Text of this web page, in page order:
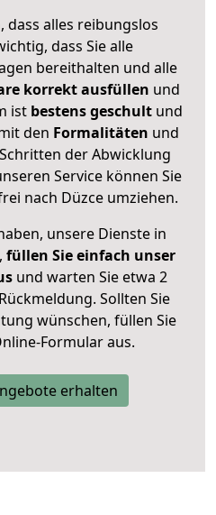
dass alles reibungslos
dass Sie alle
bereithalten und alle
korrekt ausfüllen und
ist bestens geschult und
den Formalitäten und
der Abwicklung
Service können Sie
nach Düzce umziehen.
unsere Dienste in
füllen Sie einfach unser
und warten Sie etwa 2
Sollten Sie
wünschen, füllen Sie
Formular aus.
erhalten